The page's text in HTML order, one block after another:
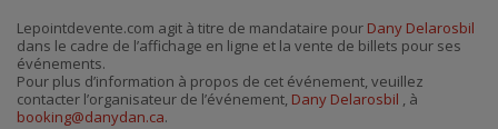
courriel
Lepointdevente.com agit à titre de mandataire pour Dany Delarosbil
dans le cadre de l’affichage en ligne et la vente de billets pour ses
événements.
Pour plus d’information à propos de cet événement, veuillez
contacter l’organisateur de l’événement, Dany Delarosbil , à
booking@danydan.ca.